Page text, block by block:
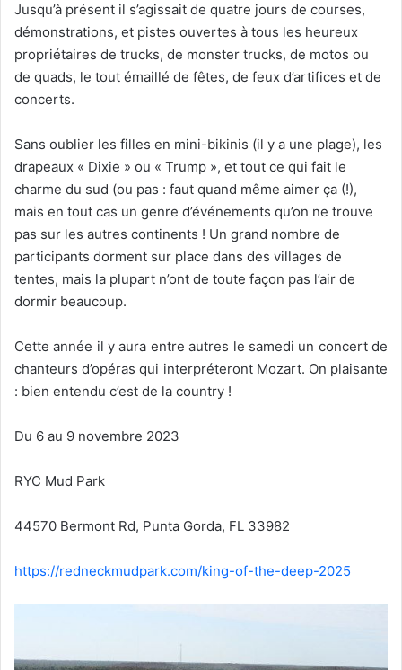
Jusqu’à présent il s’agissait de quatre jours de courses,
démonstrations, et pistes ouvertes à tous les heureux
propriétaires de trucks, de monster trucks, de motos ou
de quads, le tout émaillé de fêtes, de feux d’artifices et de
concerts.
Sans oublier les filles en mini-bikinis (il y a une plage), les
drapeaux « Dixie » ou « Trump », et tout ce qui fait le
charme du sud (ou pas : faut quand même aimer ça (!),
mais en tout cas un genre d’événements qu’on ne trouve
pas sur les autres continents ! Un grand nombre de
participants dorment sur place dans des villages de
tentes, mais la plupart n’ont de toute façon pas l’air de
dormir beaucoup.
Cette année il y aura entre autres le samedi un concert de
chanteurs d’opéras qui interpréteront Mozart. On plaisante
: bien entendu c’est de la country !
Du 6 au 9 novembre 2023
RYC Mud Park
44570 Bermont Rd, Punta Gorda, FL 33982
https://redneckmudpark.com/king-of-the-deep-2025